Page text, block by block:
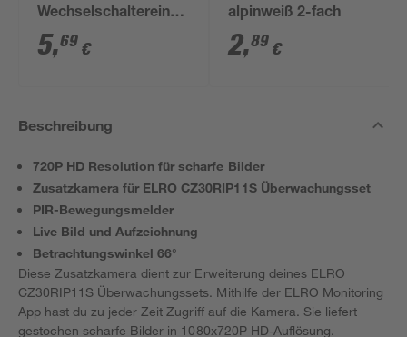
Wechselschaltereinsatz,
ohne Abdeckung
5,69 €
alpinweiß 2-fach
2,89 €
Beschreibung
720P HD Resolution für scharfe Bilder
Zusatzkamera für ELRO CZ30RIP11S Überwachungsset
PIR-Bewegungsmelder
Live Bild und Aufzeichnung
Betrachtungswinkel 66°
Diese Zusatzkamera dient zur Erweiterung deines ELRO
CZ30RIP11S Überwachungssets. Mithilfe der ELRO Monitoring
App hast du zu jeder Zeit Zugriff auf die Kamera. Sie liefert
gestochen scharfe Bilder in 1080x720P HD-Auflösung.